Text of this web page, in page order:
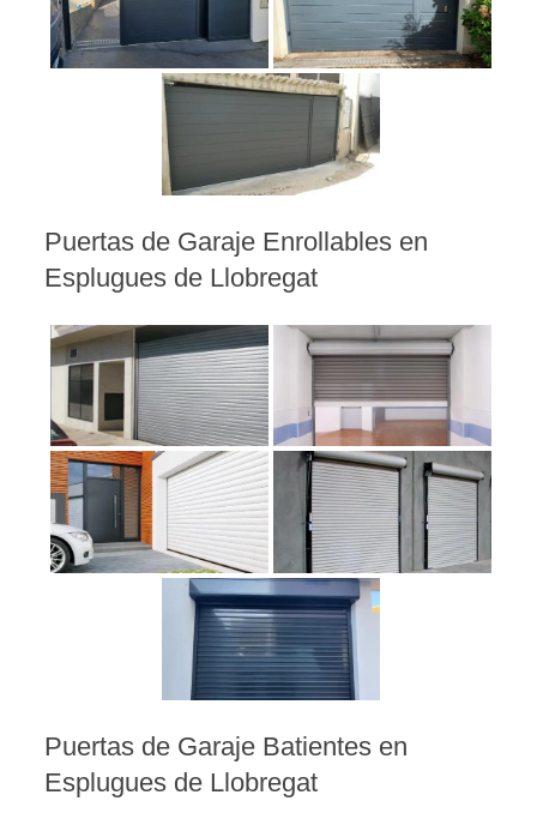
Puertas de Garaje Enrollables en
Esplugues de Llobregat
Puertas de Garaje Batientes en
Esplugues de Llobregat